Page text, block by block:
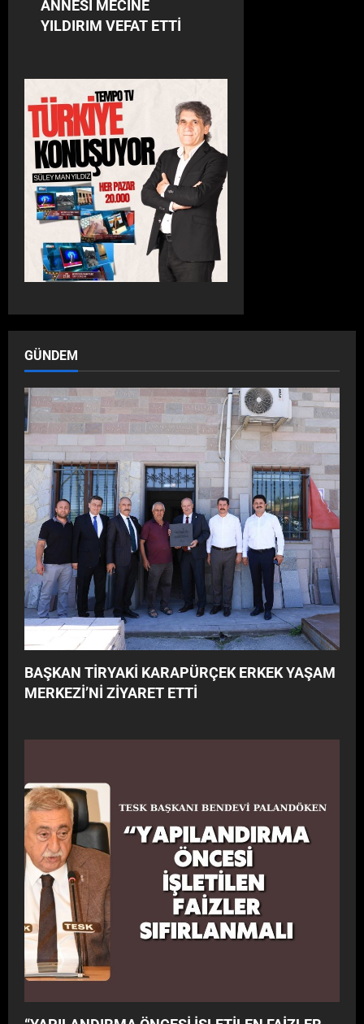
ANNESİ MECİNE
YILDIRIM VEFAT ETTİ
GÜNDEM
BAŞKAN TİRYAKİ KARAPÜRÇEK ERKEK YAŞAM
MERKEZİ’Nİ ZİYARET ETTİ